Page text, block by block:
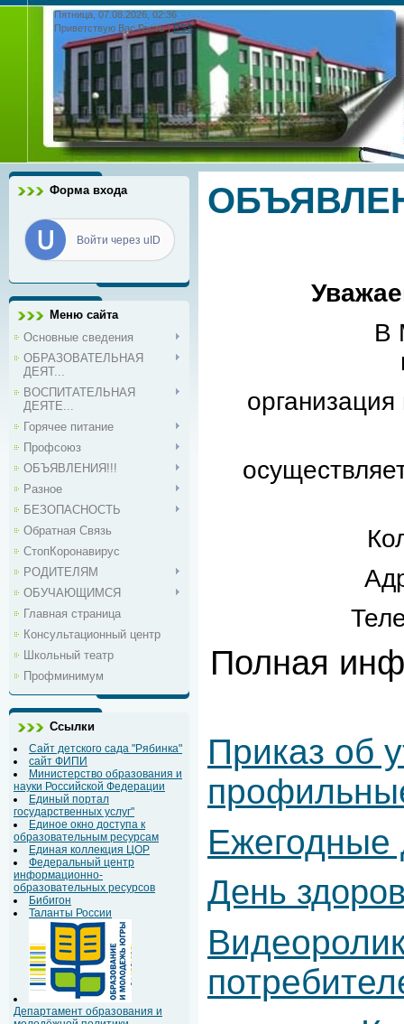
Пятница, 07.08.2026, 02:36
Приветствую Вас Гость|RSS
Форма входа
Войти через uID
Меню сайта
Основные сведения
ОБРАЗОВАТЕЛЬНАЯ
ДЕЯТ...
ВОСПИТАТЕЛЬНАЯ
ДЕЯТЕ...
Горячее питание
Профсоюз
ОБЪЯВЛЕНИЯ!!!
Разное
БЕЗОПАСНОСТЬ
Обратная Связь
СтопКоронавирус
РОДИТЕЛЯМ
ОБУЧАЮЩИМСЯ
Главная страница
Консультационный центр
Школьный театр
Профминимум
Ссылки
Сайт детского сада "Рябинка"
сайт ФИПИ
Министерство образования и
науки Российской Федерации
Единый портал
государственных услуг"
Единое окно доступа к
образовательным ресурсам
Единая коллекция ЦОР
Федеральный центр
информационно-
образовательных ресурсов
Бибигон
Таланты России
Департамент образования и
В МБОУ
Полная
Приказ об
Ежегодные
День